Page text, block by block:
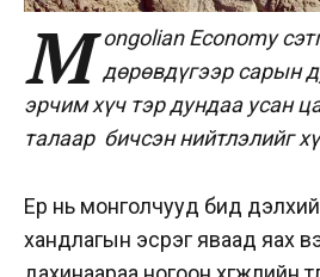
M ongolian Economy
дөрөвдүгээр сарын
эрчим хүч тэр дундаа усан
талаар бичсэн нийтлэлийг
Ер нь монголчууд бид
хандлагын эсрэг яваад яах